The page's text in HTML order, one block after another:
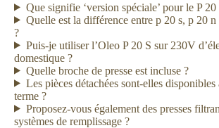
Que signifie ‘version spéciale’ pour le P 20
Quelle est la différence entre p 20 s, p 20 n
?
Puis-je utiliser l’Oleo P 20 S sur 230V
domestique ?
Quelle broche de presse est incluse ?
Les pièces détachées sont-elles disponibles
terme ?
Proposez-vous également des presses
systèmes de remplissage ?